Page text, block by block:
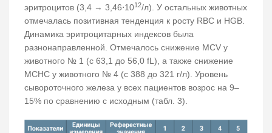
эритроцитов (3,4 → 3,46⋅1012/л). У остальных животных
отмечалась позитивная тенденция к росту RBC и HGB.
Динамика эритроцитарных индексов была
разнонаправленной. Отмечалось снижение MCV у
животного № 1 (с 63,1 до 56,0 fL), а также снижение
MCHC у животного № 4 (с 388 до 321 г/л). Уровень
сывороточного железа у всех пациентов возрос на 9‒
15% по сравнению с исходным (табл. 3).